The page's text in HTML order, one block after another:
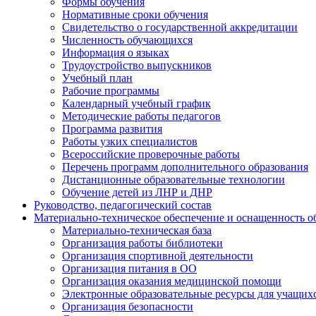
Нормативные сроки обучения
Свидетельство о государственной аккредитации
Численность обучающихся
Информация о языках
Трудоустройство выпускников
Учебный план
Рабочие программы
Календарный учебный график
Методические работы педагогов
Программа развития
Работы узких специалистов
Всероссийские проверочные работы
Перечень программ дополнительного образования
Дистанционные образовательные технологии
Обучение детей из ЛНР и ДНР
Руководство, педагогический состав
Материально-техническое обеспечение и оснащенность
Материально-техническая база
Организация работы библиотеки
Организация спортивной деятельности
Организация питания в ОО
Организация оказания медицинской помощи
Электронные образовательные ресурсы для
Организация безопасности